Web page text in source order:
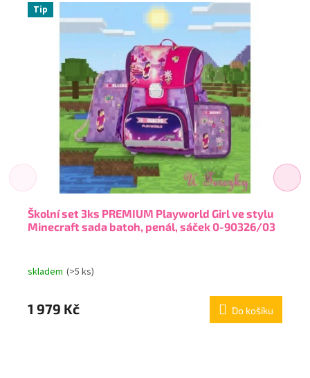
Tip
Školní set 3ks PREMIUM Playworld Girl ve stylu
Minecraft sada batoh, penál, sáček 0-90326/03
skladem (>5 ks)
1 979 Kč Do košíku